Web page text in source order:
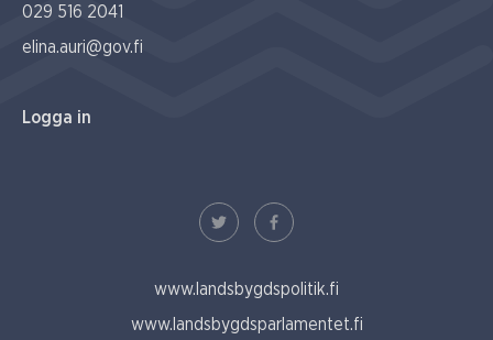
029 516 2041
elina.auri@gov.fi
Logga in
www.landsbygdspolitik.fi
www.landsbygdsparlamentet.fi